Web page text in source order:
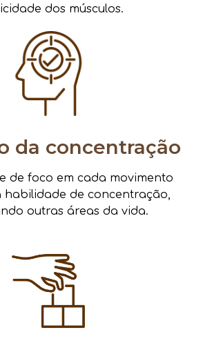
dos músculos.
da concentração
de foco em cada movimento
habilidade de concentração,
outras áreas da vida.